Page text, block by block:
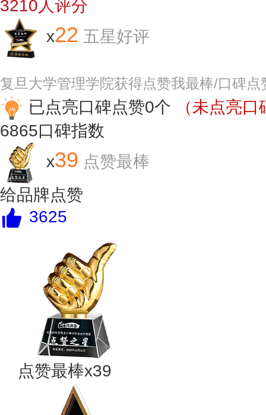
3210人评分
x22 五星好评
复旦大学管理学院获得点赞我最棒/口碑点
已点亮口碑点赞0个
（未点亮
6865口碑指数
x39 点赞最棒
给品牌点赞
3625
点赞最棒x39